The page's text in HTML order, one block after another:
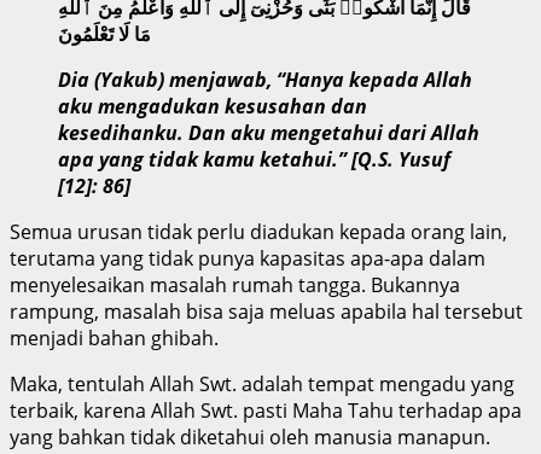
قَالَ إِنَّمَآ أَشْكُوا۟ بَثِّى وَحُزْنِىٓ إِلَى ٱللَّهِ وَأَعْلَمُ مِنَ ٱللَّهِ
مَا لَا تَعْلَمُونَ
Dia (Yakub) menjawab, “Hanya kepada Allah
aku mengadukan kesusahan dan
kesedihanku. Dan aku mengetahui dari Allah
apa yang tidak kamu ketahui.” [Q.S. Yusuf
[12]: 86]
Semua urusan tidak perlu diadukan kepada orang lain,
terutama yang tidak punya kapasitas apa-apa dalam
menyelesaikan masalah rumah tangga. Bukannya
rampung, masalah bisa saja meluas apabila hal tersebut
menjadi bahan ghibah.
Maka, tentulah Allah Swt. adalah tempat mengadu yang
terbaik, karena Allah Swt. pasti Maha Tahu terhadap apa
yang bahkan tidak diketahui oleh manusia manapun.